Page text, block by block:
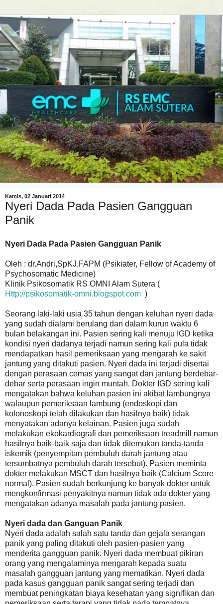
Kamis, 02 Januari 2014
Nyeri Dada Pada Pasien Gangguan
Panik
Nyeri Dada Pada Pasien Gangguan Panik
Oleh : dr.Andri,SpKJ,FAPM (Psikiater, Fellow of Academy of
Psychosomatic Medicine)
Klinik Psikosomatik RS OMNI Alam Sutera (
Http://psikosomatik-omni.blogspot.com )
Seorang laki-laki usia 35 tahun dengan keluhan nyeri dada
yang sudah dialami berulang dan dalam kurun waktu 6
bulan belakangan ini. Pasien sering kali menuju IGD ketika
kondisi nyeri dadanya terjadi namun sering kali pula tidak
mendapatkan hasil pemeriksaan yang mengarah ke sakit
jantung yang ditakuti pasien. Nyeri dada ini terjadi disertai
dengan perasaan cemas yang sangat dan jantung berdebar-
debar serta perasaan ingin muntah. Dokter IGD sering kali
mengatakan bahwa keluhan pasien ini akibat lambungnya
walaupun pemeriksaan lambung (endoskopi dan
kolonoskopi telah dilakukan dan hasilnya baik) tidak
menyatakan adanya kelainan. Pasien juga sudah
melakukan ekokardiografi dan pemeriksaan treadmill namun
hasilnya baik-baik saja dan tidak ditemukan tanda-tanda
iskemik (penyempitan pembuluh darah jantung atau
tersumbatnya pembuluh darah tersebut). Pasien meminta
dokter melakukan MSCT dan hasilnya baik (Calcium Score
normal). Pasien sudah berkunjung ke banyak dokter untuk
mengkonfirmasi penyakitnya namun tidak ada dokter yang
mengatakan adanya masalah pada jantung pasien.
Nyeri dada dan Ganguan Panik
Nyeri dada adalah salah satu tanda dan gejala serangan
panik yang paling ditakuti oleh pasien-pasien yang
menderita gangguan panik. Nyeri dada membuat pikiran
orang yang mengalaminya mengarah kepada suatu
masalah gangguan jantung yang mematikan. Nyeri dada
pada kasus gangguan panik sangat sering terjadi dan
membuat peningkatan biaya kesehatan yang signifikan dan